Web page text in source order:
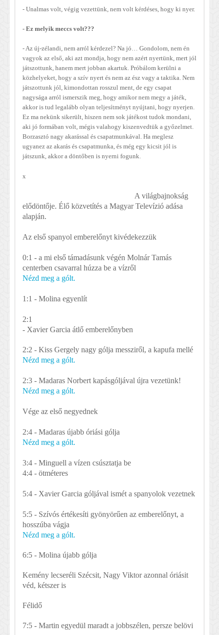
- Unalmas volt, végig vezettünk, nem volt kérdéses, hogy ki nyer.
- Ez melyik meccs volt???
- Az új-zélandi, nem arról kérdezel? Na jó… Gondolom, nem én
vagyok az első, aki azt mondja, hogy nem azért nyertünk, mert jól
játszottunk, hanem mert jobban akartuk. Próbálom kerülni a
közhelyeket, hogy a szív nyert és nem az ész vagy a taktika. Nem
játszottunk jól, kimondottan rosszul ment, de egy csapat
nagysága arról ismerszik meg, hogy amikor nem megy a játék,
akkor is tud legalább olyan teljesítményt nyújtani, hogy nyerjen.
Ez ma nekünk sikerült, hiszen nem sok játékost tudok mondani,
aki jó formában volt, mégis valahogy kiszenvedtük a győzelmet.
Borzasztó nagy akarással és csapatmunkával. Ha meglesz
ugyanez az akarás és csapatmunka, és még egy kicsit jól is
játszunk, akkor a döntőben is nyerni fogunk.
x
A világbajnokság
elődöntője. Élő közvetítés a Magyar Televízió adása
alapján.
Az első spanyol emberelőnyt kivédekezzük
0:1 - a mi első támadásunk végén Molnár Tamás
centerben csavarral húzza be a vízről
Nézd meg a gólt.
1:1 - Molina egyenlít
2:1
- Xavier Garcia átlő emberelőnyben
2:2 - Kiss Gergely nagy gólja messziről, a kapufa mellé
Nézd meg a gólt.
2:3 - Madaras Norbert kapásgóljával újra vezetünk!
Nézd meg a gólt.
Vége az első negyednek
2:4 - Madaras újabb óriási gólja
Nézd meg a gólt.
3:4 - Minguell a vízen csúsztatja be
4:4 - ötméteres
5:4 - Xavier Garcia góljával ismét a spanyolok vezetnek
5:5 - Szívós értékesíti gyönyörűen az emberelőnyt, a
hosszúba vágja
Nézd meg a gólt.
6:5 - Molina újabb gólja
Kemény lecseréli Szécsit, Nagy Viktor azonnal óriásit
véd, kétszer is
Félidő
7:5 - Martin egyedül maradt a jobbszélen, persze belövi